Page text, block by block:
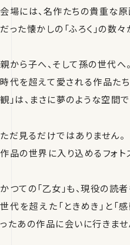
会場には、名作たちの貴重な
だった懐かしの「ふろく」の数々
親から子へ、そして孫の世代へ。
時代を超えて愛される作品た
観」は、まさに夢のような空間で
ただ見るだけではありません。
作品の世界に入り込めるフォト
かつての「乙女」も、現役の読者
世代を超えた「ときめき」と「
ったあの作品に会いに行きませ